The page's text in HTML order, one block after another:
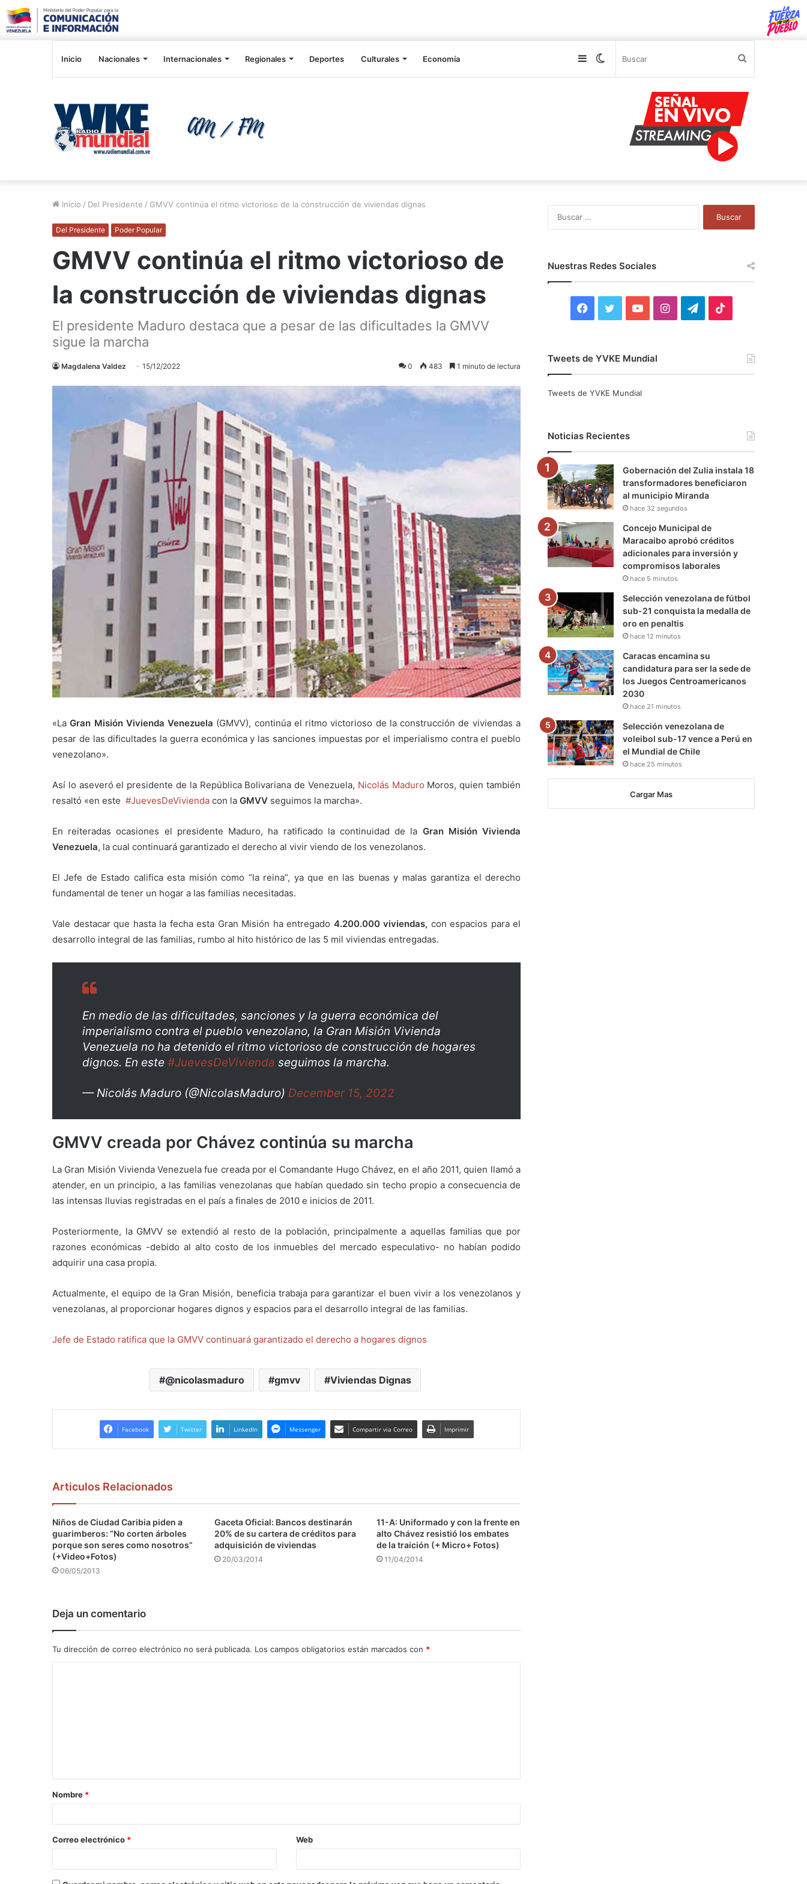
Inicio Nacionales Internacionales Regionales Deportes Culturales Economía Switch
Sidebar
Inicio / Del Presidente / GMVV continúa el ritmo victorioso de la construcción de viviendas dignas
Del Presidente Poder Popular
GMVV continúa el ritmo victorioso de
la construcción de viviendas dignas
El presidente Maduro destaca que a pesar de las dificultades la GMVV
sigue la marcha
Magdalena Valdez 15/12/2022 0 483 1 minuto de lectura
«LaGran Misión Vivienda Venezuela (GMVV), continúa el ritmo victorioso de la construcción de viviendas a
pesar de las dificultades la guerra económica y las sanciones impuestas por el imperialismo contra el pueblo
venezolano».
Así lo aseveró el presidente de la República Bolivariana de Venezuela, Nicolás Maduro Moros, quien también
resaltó «en este #JuevesDeVivienda con la GMVV seguimos la marcha».
En reiteradas ocasiones el presidente Maduro, ha ratificado la continuidad de la Gran Misión Vivienda
Venezuela, la cual continuará garantizado el derecho al vivir viendo de los venezolanos.
El Jefe de Estado califica esta misión como “la reina”, ya que en las buenas y malas garantiza el derecho
fundamental de tener un hogar a las familias necesitadas.
Vale destacar que hasta la fecha esta Gran Misión ha entregado 4.200.000 viviendas, con espacios para el
desarrollo integral de las familias, rumbo al hito histórico de las 5 mil viviendas entregadas.
En medio de las dificultades, sanciones y la guerra económica del
imperialismo contra el pueblo venezolano, la Gran Misión Vivienda
Venezuela no ha detenido el ritmo victorioso de construcción de hogares
dignos. En este #JuevesDeVivienda seguimos la marcha.
— Nicolás Maduro (@NicolasMaduro) December 15, 2022
GMVV creada por Chávez continúa su marcha
La Gran Misión Vivienda Venezuela fue creada por el Comandante Hugo Chávez, en el año 2011, quien llamó a
atender, en un principio, a las familias venezolanas que habían quedado sin techo propio a consecuencia de
las intensas lluvias registradas en el país a finales de 2010 e inicios de 2011.
Posteriormente, la GMVV se extendió al resto de la población, principalmente a aquellas familias que por
razones económicas -debido al alto costo de los inmuebles del mercado especulativo- no habían podido
adquirir una casa propia.
Actualmente, el equipo de la Gran Misión, beneficia trabaja para garantizar el buen vivir a los venezolanos y
venezolanas, al proporcionar hogares dignos y espacios para el desarrollo integral de las familias.
Jefe de Estado ratifica que la GMVV continuará garantizado el derecho a hogares dignos
@nicolasmaduro gmvv Viviendas Dignas
Facebook Twitter LinkedIn Messenger Compartir via Correo Imprimir
Articulos Relacionados
Niños de Ciudad Caribia piden a
guarimberos: “No corten árboles
porque son seres como nosotros”
(+Video+Fotos)
06/05/2013
Gaceta Oficial: Bancos destinarán
20% de su cartera de créditos para
adquisición de viviendas
20/03/2014
11-A: Uniformado y con la frente en
alto Chávez resistió los embates
de la traición (+ Micro+ Fotos)
11/04/2014
Deja un comentario
Tu dirección de correo electrónico no será publicada. Los campos obligatorios están marcados con *
a
r
*
Nombre *
Correo electrónico * Web
Nuestras Redes Sociales
F
c
o
k
i
r
Y
u
e
I
r
a
m
T
a
m
Tweets de YVKE Mundial
Tweets de YVKE Mundial
Noticias Recientes
Gobernación del Zulia instala 18
transformadores beneficiaron
al municipio Miranda
hace 32 segundos
Concejo Municipal de
Maracaibo aprobó créditos
adicionales para inversión y
compromisos laborales
hace 5 minutos
Selección venezolana de fútbol
sub-21 conquista la medalla de
oro en penaltis
hace 12 minutos
Caracas encamina su
candidatura para ser la sede de
los Juegos Centroamericanos
2030
hace 21 minutos
Selección venezolana de
voleibol sub-17 vence a Perú en
el Mundial de Chile
hace 25 minutos
Cargar Mas